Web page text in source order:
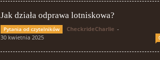
Jak działa odprawa lotniskowa?
Pytania od czytelników CheckrideCharlie -
30 kwietnia 2025